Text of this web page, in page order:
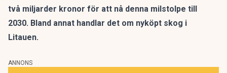
två miljarder kronor för att nå denna milstolpe till
2030. Bland annat handlar det om nyköpt skog i
Litauen.
ANNONS